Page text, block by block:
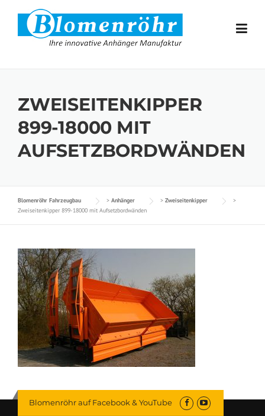
Skip to content
ZWEISEITENKIPPER
899-18000 MIT
AUFSETZBORDWÄNDEN
Blomenröhr Fahrzeugbau > Anhänger > Zweiseitenkipper
>
Zweiseitenkipper 899-18000 mit Aufsetzbordwänden
Blomenröhr auf Facebook & YouTube